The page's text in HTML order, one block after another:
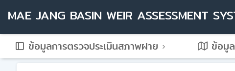
MAE JANG BASIN WEIR ASSESSMENT
ข้อมูลการตรวจประเมินสภาพฝาย ข้อมู